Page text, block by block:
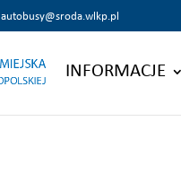
autobusy@sroda.wlkp.pl
INFORMACJE